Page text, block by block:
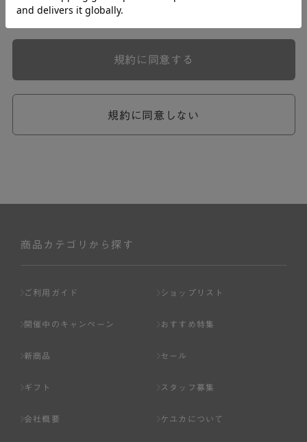
切の関係に適用されるものとします。
弊社が一連のサービスを提供するにあたり、本規約のほ
ら個別規定はその名称のいかんに関わらず、本規約の一部
めが優先されるものとします。
ません。
ページへの入力、または弊社が別途指定する方法に従って
基づき判断した場合は、弊社は、その登録を取り消すこと
規約に同意しない
規約に同意する
商品カテゴリから探す
ご利用ガイド ショップリスト
開催中のキャンペーン おすすめ特集
新商品 セール
ギフト スタッフ募集
会社概要 ケユカについて